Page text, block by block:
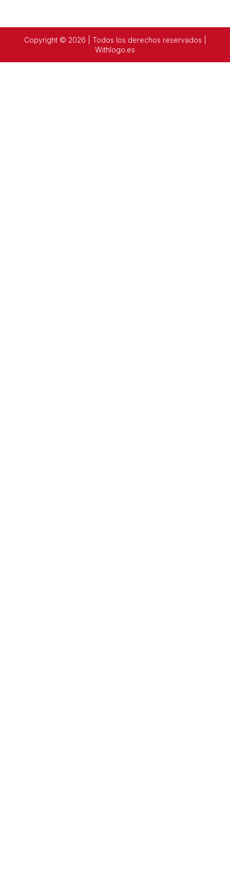
Copyright © 2026 | Todos los derechos reservados |
Withlogo.es